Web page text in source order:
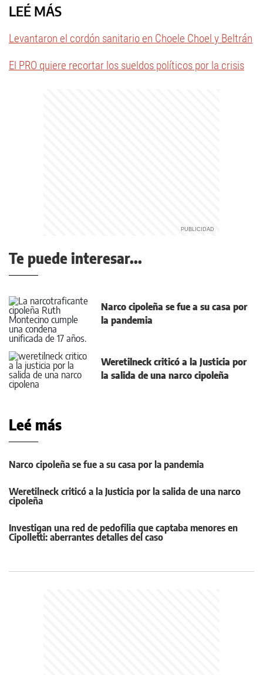
LEÉ MÁS
Levantaron el cordón sanitario en Choele Choel y Beltrán
El PRO quiere recortar los sueldos políticos por la crisis
Te puede interesar...
Narco cipoleña se fue a su casa por
la pandemia
Weretilneck criticó a la Justicia por
la salida de una narco cipoleña
Leé más
Narco cipoleña se fue a su casa por la pandemia
Weretilneck criticó a la Justicia por la salida de una narco
cipoleña
Investigan una red de pedofilia que captaba menores en
Cipolletti: aberrantes detalles del caso